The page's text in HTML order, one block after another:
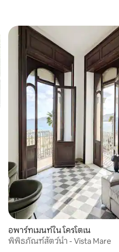
ย 5.0 จาก 5, 9 รีวิว
อพาร์ทเมนท์ใน โครโตเน
พิพิธภัณฑ์สัตว์น้ำ - Vista Mare